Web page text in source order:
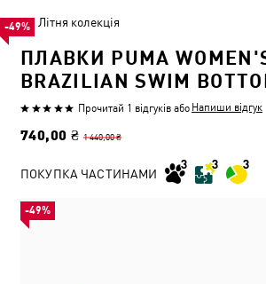
Літня колекція
ПЛАВКИ PUMA
BRAZILIAN SWIM
Прочитай 1 відгуків або Напиши відгук
740,00 ₴ 1 440,00 ₴
-49%
ПОКУПКА ЧАСТИНАМИ
-49%